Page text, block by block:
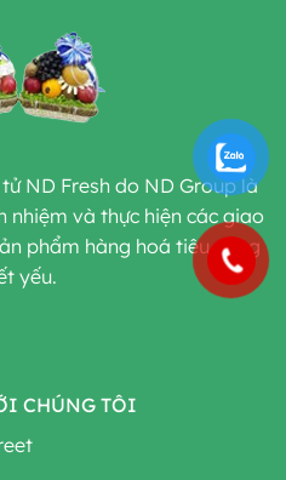
ND Fresh do ND Group là
nhiệm và thực hiện các giao
phẩm hàng hoá tiêu dùng
yếu.
CHÚNG TÔI